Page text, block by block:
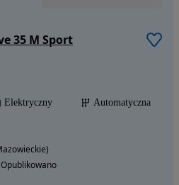
35 M Sport
Elektryczny
Automatyczna